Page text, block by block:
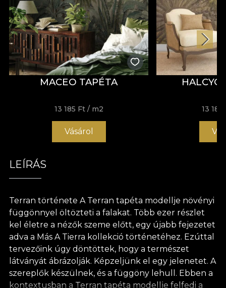
MACEO TAPÉTA
13 185 Ft / m2
Vásárol
13 185
LEÍRÁS
Terran története A Terran tapéta modellje növényi
függönnyel öltözteti a falakat. Több ezer részlet
kel életre a nézők szeme előtt, egy újabb fejezetet
adva a Más A Tierra kollekció történetéhez. Ezúttal
tervezőink úgy döntöttek, hogy a természet
látványát ábrázolják. Képzeljünk el egy jelenetet. A
szereplők készülnek, és a függöny lehull. Ebben a
kontextusban a Terran tapéta modellje felfedi a